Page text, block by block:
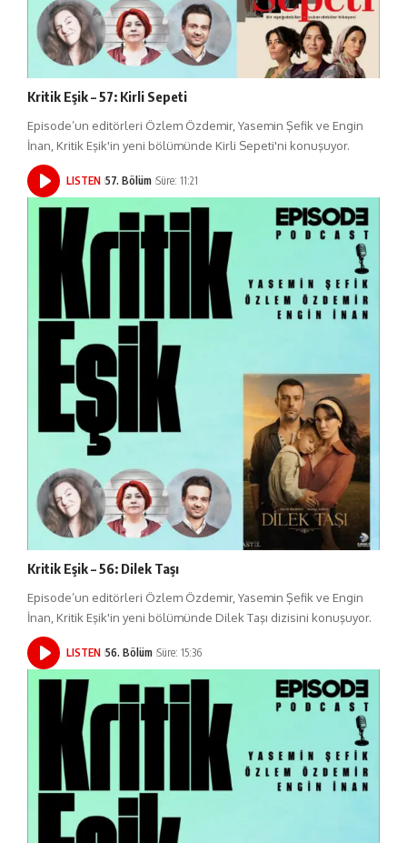
Kritik Eşik – 57: Kirli Sepeti
Episode’un editörleri Özlem Özdemir, Yasemin Şefik ve Engin
İnan, Kritik Eşik'in yeni bölümünde Kirli Sepeti'ni konuşuyor.
LISTEN 57. Bölüm Süre: 11:21
Kritik Eşik – 56: Dilek Taşı
Episode’un editörleri Özlem Özdemir, Yasemin Şefik ve Engin
İnan, Kritik Eşik'in yeni bölümünde Dilek Taşı dizisini konuşuyor.
LISTEN 56. Bölüm Süre: 15:36